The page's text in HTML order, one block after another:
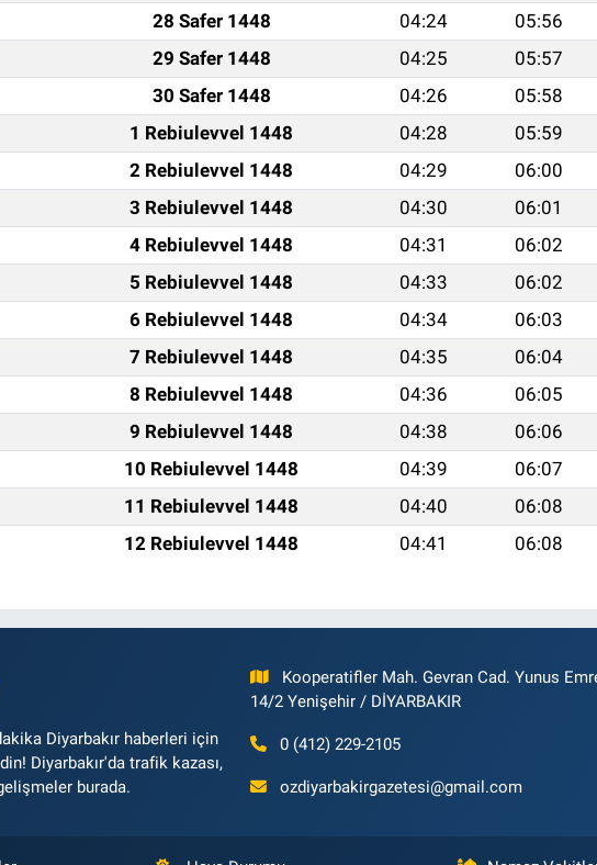
28 Safer 1448 04:24 05:56
29 Safer 1448 04:25 05:57
30 Safer 1448 04:26 05:58
1 Rebiulevvel 1448 04:28 05:59
2 Rebiulevvel 1448 04:29 06:00
3 Rebiulevvel 1448 04:30 06:01
4 Rebiulevvel 1448 04:31 06:02
5 Rebiulevvel 1448 04:33 06:02
6 Rebiulevvel 1448 04:34 06:03
7 Rebiulevvel 1448 04:35 06:04
8 Rebiulevvel 1448 04:36 06:05
9 Rebiulevvel 1448 04:38 06:06
10 Rebiulevvel 1448 04:39 06:07
11 Rebiulevvel 1448 04:40 06:08
12 Rebiulevvel 1448 04:41 06:08
Diyarbakır haberleri için
Diyarbakır'da trafik kazası,
burada.
Kooperatifler Mah. Gevran Cad. Yunus
14/2 Yenişehir / DİYARBAKIR
0 (412) 229-2105
ozdiyarbakirgazetesi@gmail.com